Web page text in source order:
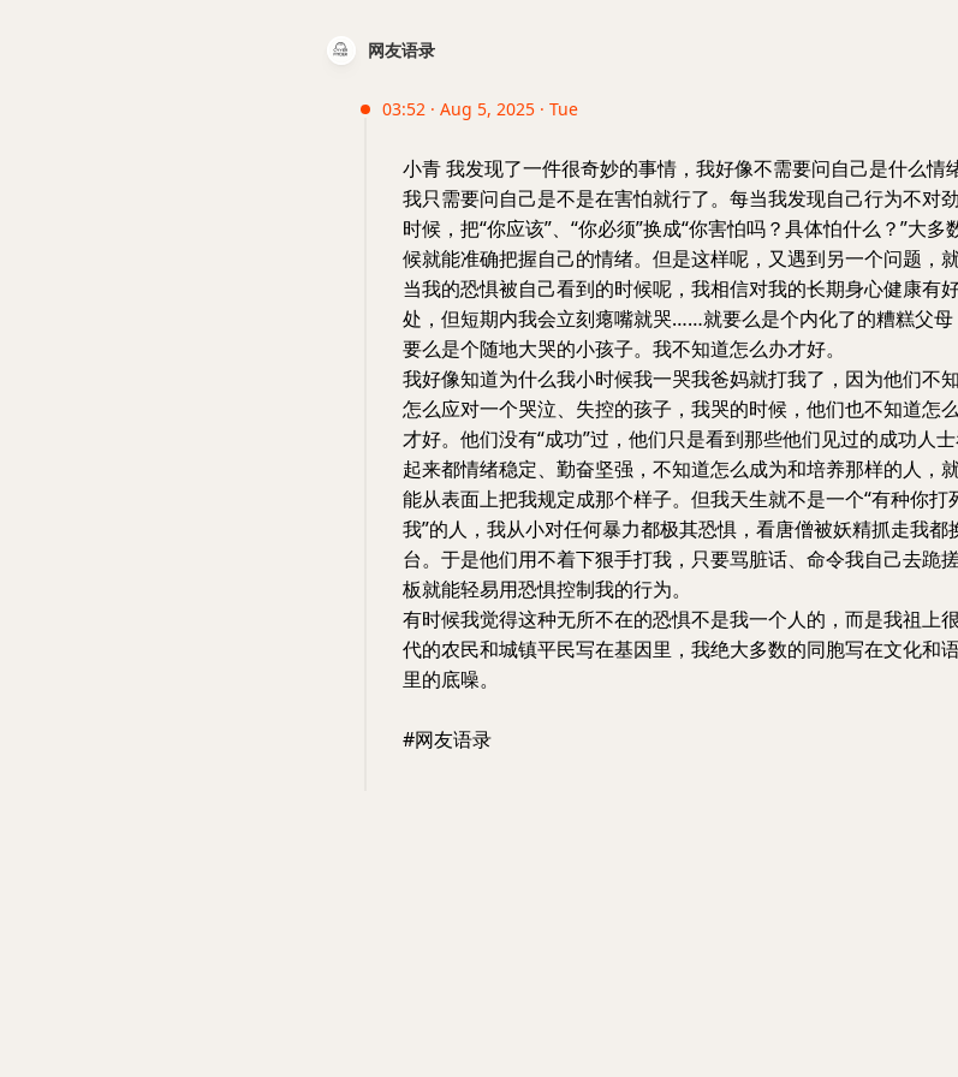
网友语录
03:52 · Aug 5, 2025 · Tue
小青 我发现了一件很奇妙的事情，我好像不需要问自己是什么情
我只需要问自己是不是在害怕就行了。每当我发现自己行为不对
时候，把“你应该”、“你必须”换成“你害怕吗？具体怕什么？”大多
候就能准确把握自己的情绪。但是这样呢，又遇到另一个问题，
当我的恐惧被自己看到的时候呢，我相信对我的长期身心健康有
处，但短期内我会立刻瘪嘴就哭……就要么是个内化了的糟糕父母
要么是个随地大哭的小孩子。我不知道怎么办才好。
我好像知道为什么我小时候我一哭我爸妈就打我了，因为他们不
怎么应对一个哭泣、失控的孩子，我哭的时候，他们也不知道怎
才好。他们没有“成功”过，他们只是看到那些他们见过的成功人
起来都情绪稳定、勤奋坚强，不知道怎么成为和培养那样的人，
能从表面上把我规定成那个样子。但我天生就不是一个“有种你打
我”的人，我从小对任何暴力都极其恐惧，看唐僧被妖精抓走我都
台。于是他们用不着下狠手打我，只要骂脏话、命令我自己去跪
板就能轻易用恐惧控制我的行为。
有时候我觉得这种无所不在的恐惧不是我一个人的，而是我祖上
代的农民和城镇平民写在基因里，我绝大多数的同胞写在文化和
里的底噪。
#网友语录